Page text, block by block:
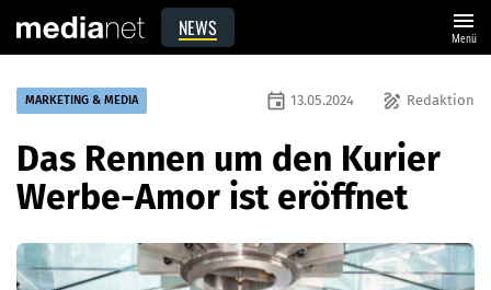
NEWS menu
Menü
MARKETING & MEDIA draw Redaktion
event 13.05.2024
Das Rennen um den Kurier
Werbe-Amor ist eröffnet